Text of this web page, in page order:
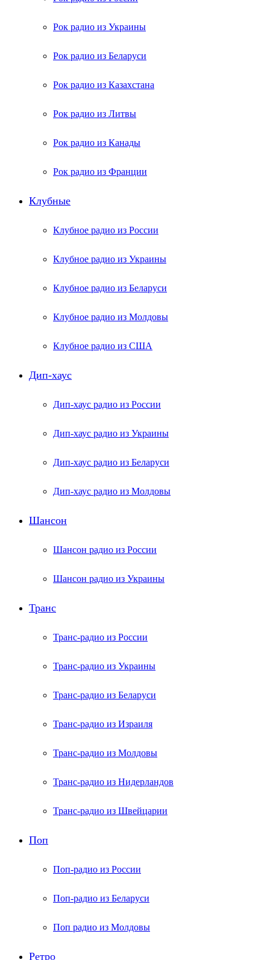
Рок радио из Украины
Рок радио из Беларуси
Рок радио из Казахстана
Рок радио из Литвы
Рок радио из Канады
Рок радио из Франции
Клубные
Клубное радио из России
Клубное радио из Украины
Клубное радио из Беларуси
Клубное радио из Молдовы
Клубное радио из США
Дип-хаус
Дип-хаус радио из России
Дип-хаус радио из Украины
Дип-хаус радио из Беларуси
Дип-хаус радио из Молдовы
Шансон
Шансон радио из России
Шансон радио из Украины
Транс
Транс-радио из России
Транс-радио из Украины
Транс-радио из Беларуси
Транс-радио из Израиля
Транс-радио из Молдовы
Транс-радио из Нидерландов
Транс-радио из Швейцарии
Поп
Поп-радио из России
Поп-радио из Беларуси
Поп радио из Молдовы
Ретро